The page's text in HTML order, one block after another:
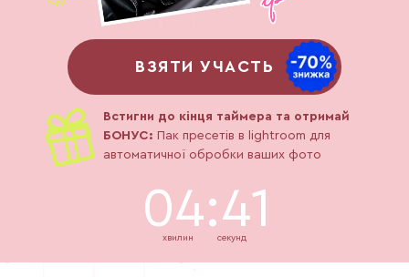
Встигни до кінця таймера та отримай
БОНУС: Пак пресетів в lightroom для
автоматичної обробки ваших фото
хвилин секунд
04:40
ВЗЯТИ УЧАСТЬ